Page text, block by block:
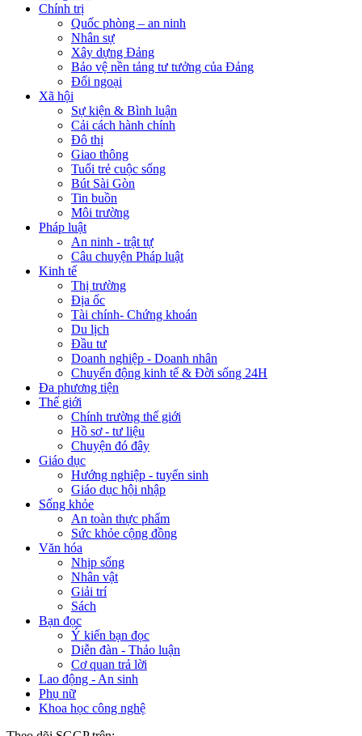
Chính trị
Quốc phòng – an ninh
Nhân sự
Xây dựng Đảng
Bảo vệ nền tảng tư tưởng của Đảng
Đối ngoại
Xã hội
Sự kiện & Bình luận
Cải cách hành chính
Đô thị
Giao thông
Tuổi trẻ cuộc sống
Bút Sài Gòn
Tin buồn
Môi trường
Pháp luật
An ninh - trật tự
Câu chuyện Pháp luật
Kinh tế
Thị trường
Địa ốc
Tài chính- Chứng khoán
Du lịch
Đầu tư
Doanh nghiệp - Doanh nhân
Chuyển động kinh tế & Đời sống 24H
Đa phương tiện
Thế giới
Chính trường thế giới
Hồ sơ - tư liệu
Chuyện đó đây
Giáo dục
Hướng nghiệp - tuyển sinh
Giáo dục hội nhập
Sống khỏe
An toàn thực phẩm
Sức khỏe cộng đồng
Văn hóa
Nhịp sống
Nhân vật
Giải trí
Sách
Bạn đọc
Ý kiến bạn đọc
Diễn đàn - Thảo luận
Cơ quan trả lời
Lao động - An sinh
Phụ nữ
Khoa học công nghệ